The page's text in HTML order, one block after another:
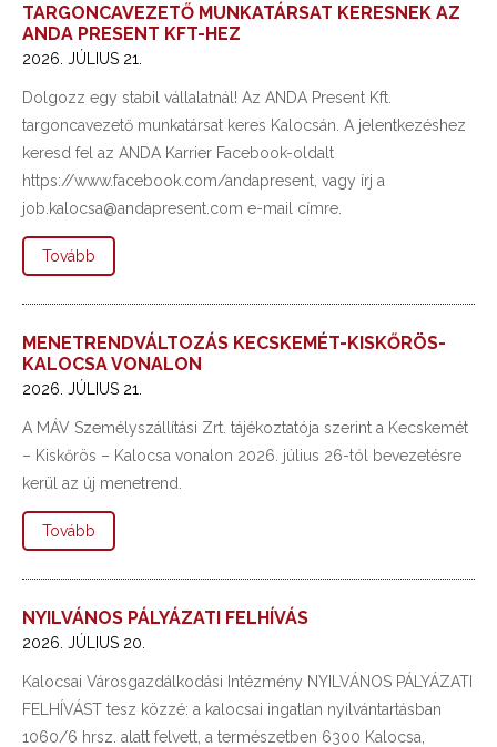
TARGONCAVEZETŐ MUNKATÁRSAT KERESNEK AZ
ANDA PRESENT KFT-HEZ
2026. JÚLIUS 21.
Dolgozz egy stabil vállalatnál! Az ANDA Present Kft.
targoncavezető munkatársat keres Kalocsán. A jelentkezéshez
keresd fel az ANDA Karrier Facebook-oldalt
https://www.facebook.com/andapresent, vagy írj a
job.kalocsa@andapresent.com e-mail címre.
Tovább
MENETRENDVÁLTOZÁS KECSKEMÉT-KISKŐRÖS-
KALOCSA VONALON
2026. JÚLIUS 21.
A MÁV Személyszállítási Zrt. tájékoztatója szerint a Kecskemét
– Kiskőrös – Kalocsa vonalon 2026. július 26-tól bevezetésre
kerül az új menetrend.
Tovább
NYILVÁNOS PÁLYÁZATI FELHÍVÁS
2026. JÚLIUS 20.
Kalocsai Városgazdálkodási Intézmény NYILVÁNOS PÁLYÁZATI
FELHÍVÁST tesz közzé: a kalocsai ingatlan nyilvántartásban
1060/6 hrsz. alatt felvett, a természetben 6300 Kalocsa,